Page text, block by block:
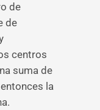
de
de
centros
suma de
la